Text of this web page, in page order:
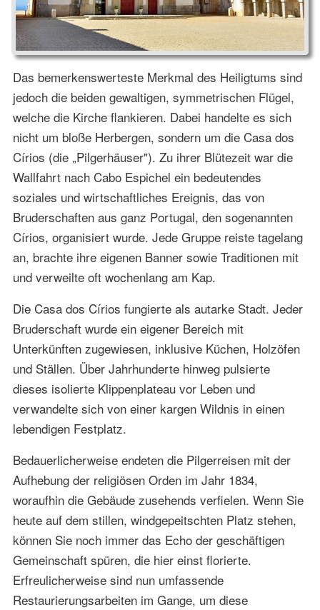
Das bemerkenswerteste Merkmal des Heiligtums sind
jedoch die beiden gewaltigen, symmetrischen Flügel,
welche die Kirche flankieren. Dabei handelte es sich
nicht um bloße Herbergen, sondern um die Casa dos
Círios (die „Pilgerhäuser"). Zu ihrer Blütezeit war die
Wallfahrt nach Cabo Espichel ein bedeutendes
soziales und wirtschaftliches Ereignis, das von
Bruderschaften aus ganz Portugal, den sogenannten
Círios, organisiert wurde. Jede Gruppe reiste tagelang
an, brachte ihre eigenen Banner sowie Traditionen mit
und verweilte oft wochenlang am Kap.
Die Casa dos Círios fungierte als autarke Stadt. Jeder
Bruderschaft wurde ein eigener Bereich mit
Unterkünften zugewiesen, inklusive Küchen, Holzöfen
und Ställen. Über Jahrhunderte hinweg pulsierte
dieses isolierte Klippenplateau vor Leben und
verwandelte sich von einer kargen Wildnis in einen
lebendigen Festplatz.
Bedauerlicherweise endeten die Pilgerreisen mit der
Aufhebung der religiösen Orden im Jahr 1834,
woraufhin die Gebäude zusehends verfielen. Wenn Sie
heute auf dem stillen, windgepeitschten Platz stehen,
können Sie noch immer das Echo der geschäftigen
Gemeinschaft spüren, die hier einst florierte.
Erfreulicherweise sind nun umfassende
Restaurierungsarbeiten im Gange, um diese